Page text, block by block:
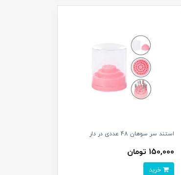
استند سر سوهان 48 عددی در دار
150,000 تومان
خرید